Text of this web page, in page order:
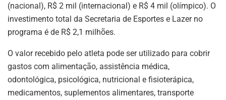
(nacional), R$ 2 mil (internacional) e R$ 4 mil (olímpico). O
investimento total da Secretaria de Esportes e Lazer no
programa é de R$ 2,1 milhões.
O valor recebido pelo atleta pode ser utilizado para cobrir
gastos com alimentação, assistência médica,
odontológica, psicológica, nutricional e fisioterápica,
medicamentos, suplementos alimentares, transporte